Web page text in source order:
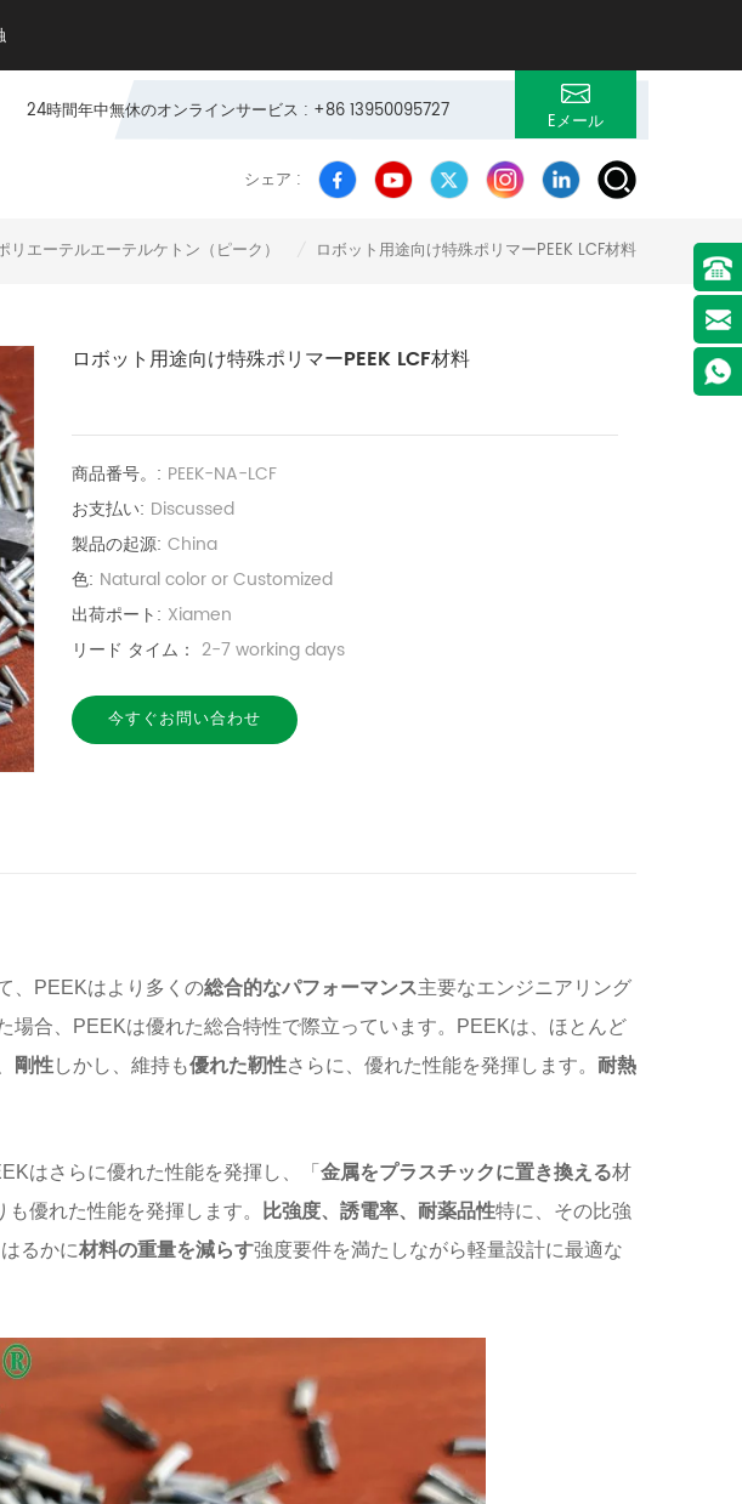
24時間年中無休のオンラインサービス : +86 13950095727 Eメール
シェア :
リエーテルエーテルケトン（ピーク） ロボット用途向け特殊ポリマーPEEK LCF材料
ロボット用途向け特殊ポリマーPEEK LCF材料
商品番号。: PEEK-NA-LCF
お支払い: Discussed
製品の起源: China
色: Natural color or Customized
出荷ポート: Xiamen
リード タイム： 2-7 working days
今すぐお問い合わせ
、PEEKはより多くの総合的なパフォーマンス主要なエンジニアリング
場合、PEEKは優れた総合特性で際立っています。PEEKは、ほとんど
剛性しかし、維持も優れた靭性さらに、優れた性能を発揮します。 耐熱
はさらに優れた性能を発揮し、「 金属をプラスチックに置き換える材
優れた性能を発揮します。
比強度、誘電率、耐薬品性特に、その比強
るかに材料の重量を減らす強度要件を満たしながら軽量設計に最適な